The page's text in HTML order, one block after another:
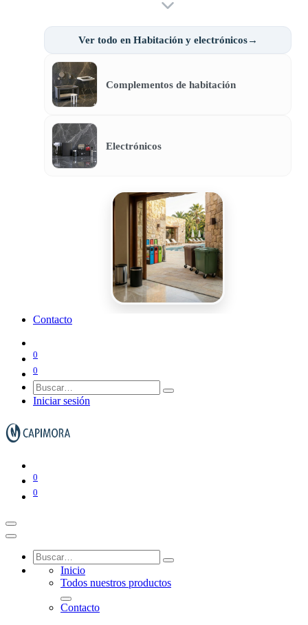
Ver todo en Habitación y electrónicos→
Complementos de habitación
Electrónicos
Contacto
0
0
Iniciar sesión
0
0
Inicio
Todos nuestros productos
Contacto